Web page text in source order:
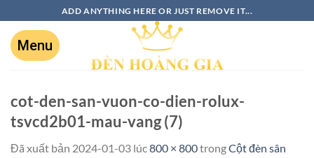
ADD ANYTHING HERE OR JUST REMOVE IT...
cot-den-san-vuon-co-dien-rolux-
tsvcd2b01-mau-vang (7)
Đã xuất bản 2024-01-03 lúc800 × 800trongCột đèn sân